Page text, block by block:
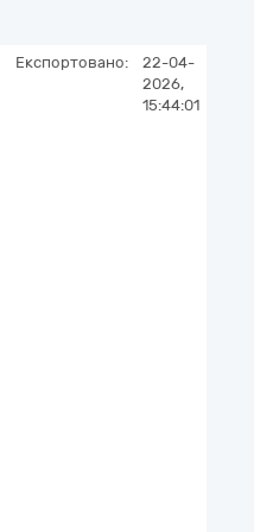
Експортовано:
22-04-
2026,
15:44:01